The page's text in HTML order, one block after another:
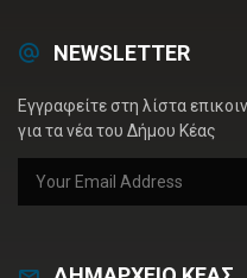
NEWSLETTER
Εγγραφείτε στη λίστα
για τα νέα του Δήμου Κέας